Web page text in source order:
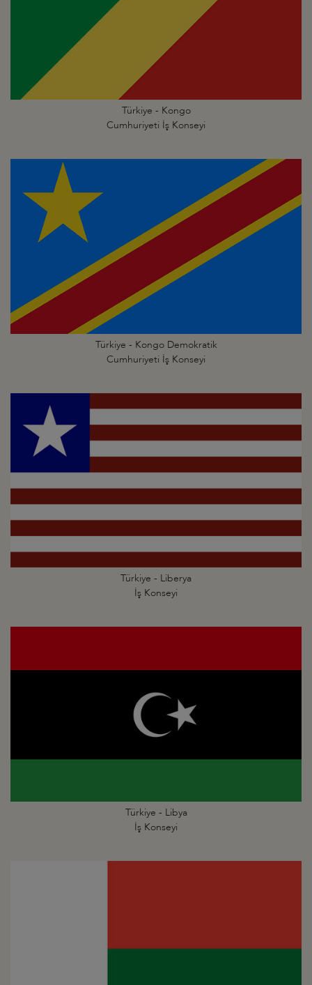
Türkiye - Kongo
Cumhuriyeti İş Konseyi
Türkiye - Kongo Demokratik
Cumhuriyeti İş Konseyi
Türkiye - Liberya
İş Konseyi
Türkiye - Libya
İş Konseyi